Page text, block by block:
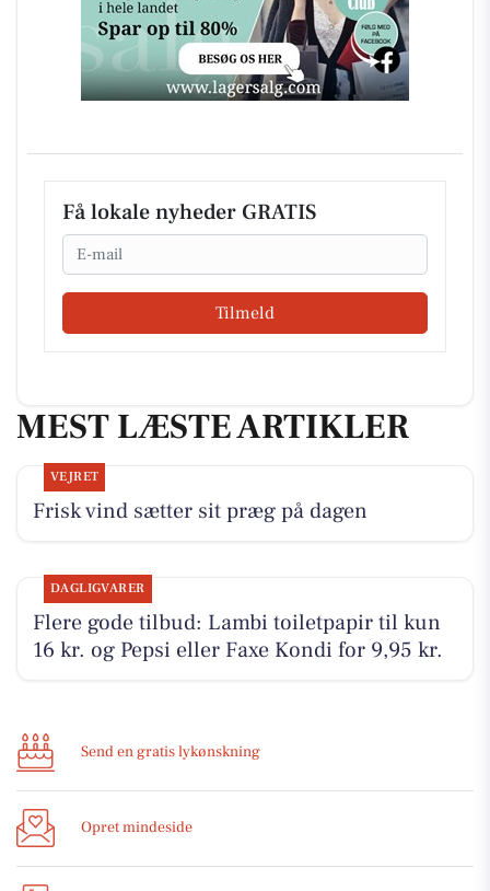
Få lokale nyheder GRATIS
Email
Tilmeld
MEST LÆSTE ARTIKLER
VEJRET
Frisk vind sætter sit præg på dagen
DAGLIGVARER
Flere gode tilbud: Lambi toiletpapir til kun
16 kr. og Pepsi eller Faxe Kondi for 9,95 kr.
Send en gratis lykønskning
Opret mindeside